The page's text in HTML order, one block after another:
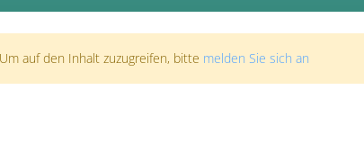
Um auf den Inhalt zuzugreifen, bitte melden Sie sich an